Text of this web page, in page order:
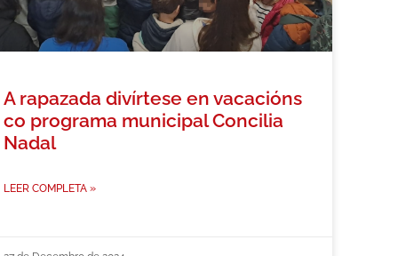
A rapazada divírtese en vacacións
co programa municipal Concilia
Nadal
LEER COMPLETA »